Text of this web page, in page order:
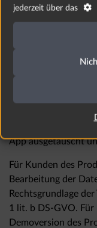
jederzeit über das 
Bearbeiter
Rechtsgrundlage
Die Verarbeitung
Daten erfolgt
Beseitigung von
App ausgetauscht
Für Kunden des
Bearbeitung der
Rechtsgrundlage
1 lit. b DS-GVO.
Demoversion des